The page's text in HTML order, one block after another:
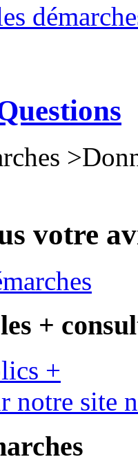
>
votre
+
+
notre site